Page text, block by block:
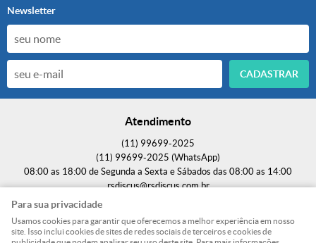
Newsletter
CADASTRAR
Atendimento
(11) 99699-2025
(11) 99699-2025 (WhatsApp)
08:00 as 18:00 de Segunda a Sexta e Sábados das 08:00 as 14:00
rsdiscus@rsdiscus.com.br
Endereço
Rodovia Fernão Dias, S/N, (SEM VISITAÇÃO / SEM RETIRADA);-Parque Edu
Para sua privacidade
Usamos cookies para garantir que oferecemos a melhor experiência em nosso
site. Isso inclui cookies de sites de redes sociais de terceiros e cookies de